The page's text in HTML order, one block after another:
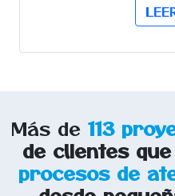
Más de 113
de clientes
procesos de